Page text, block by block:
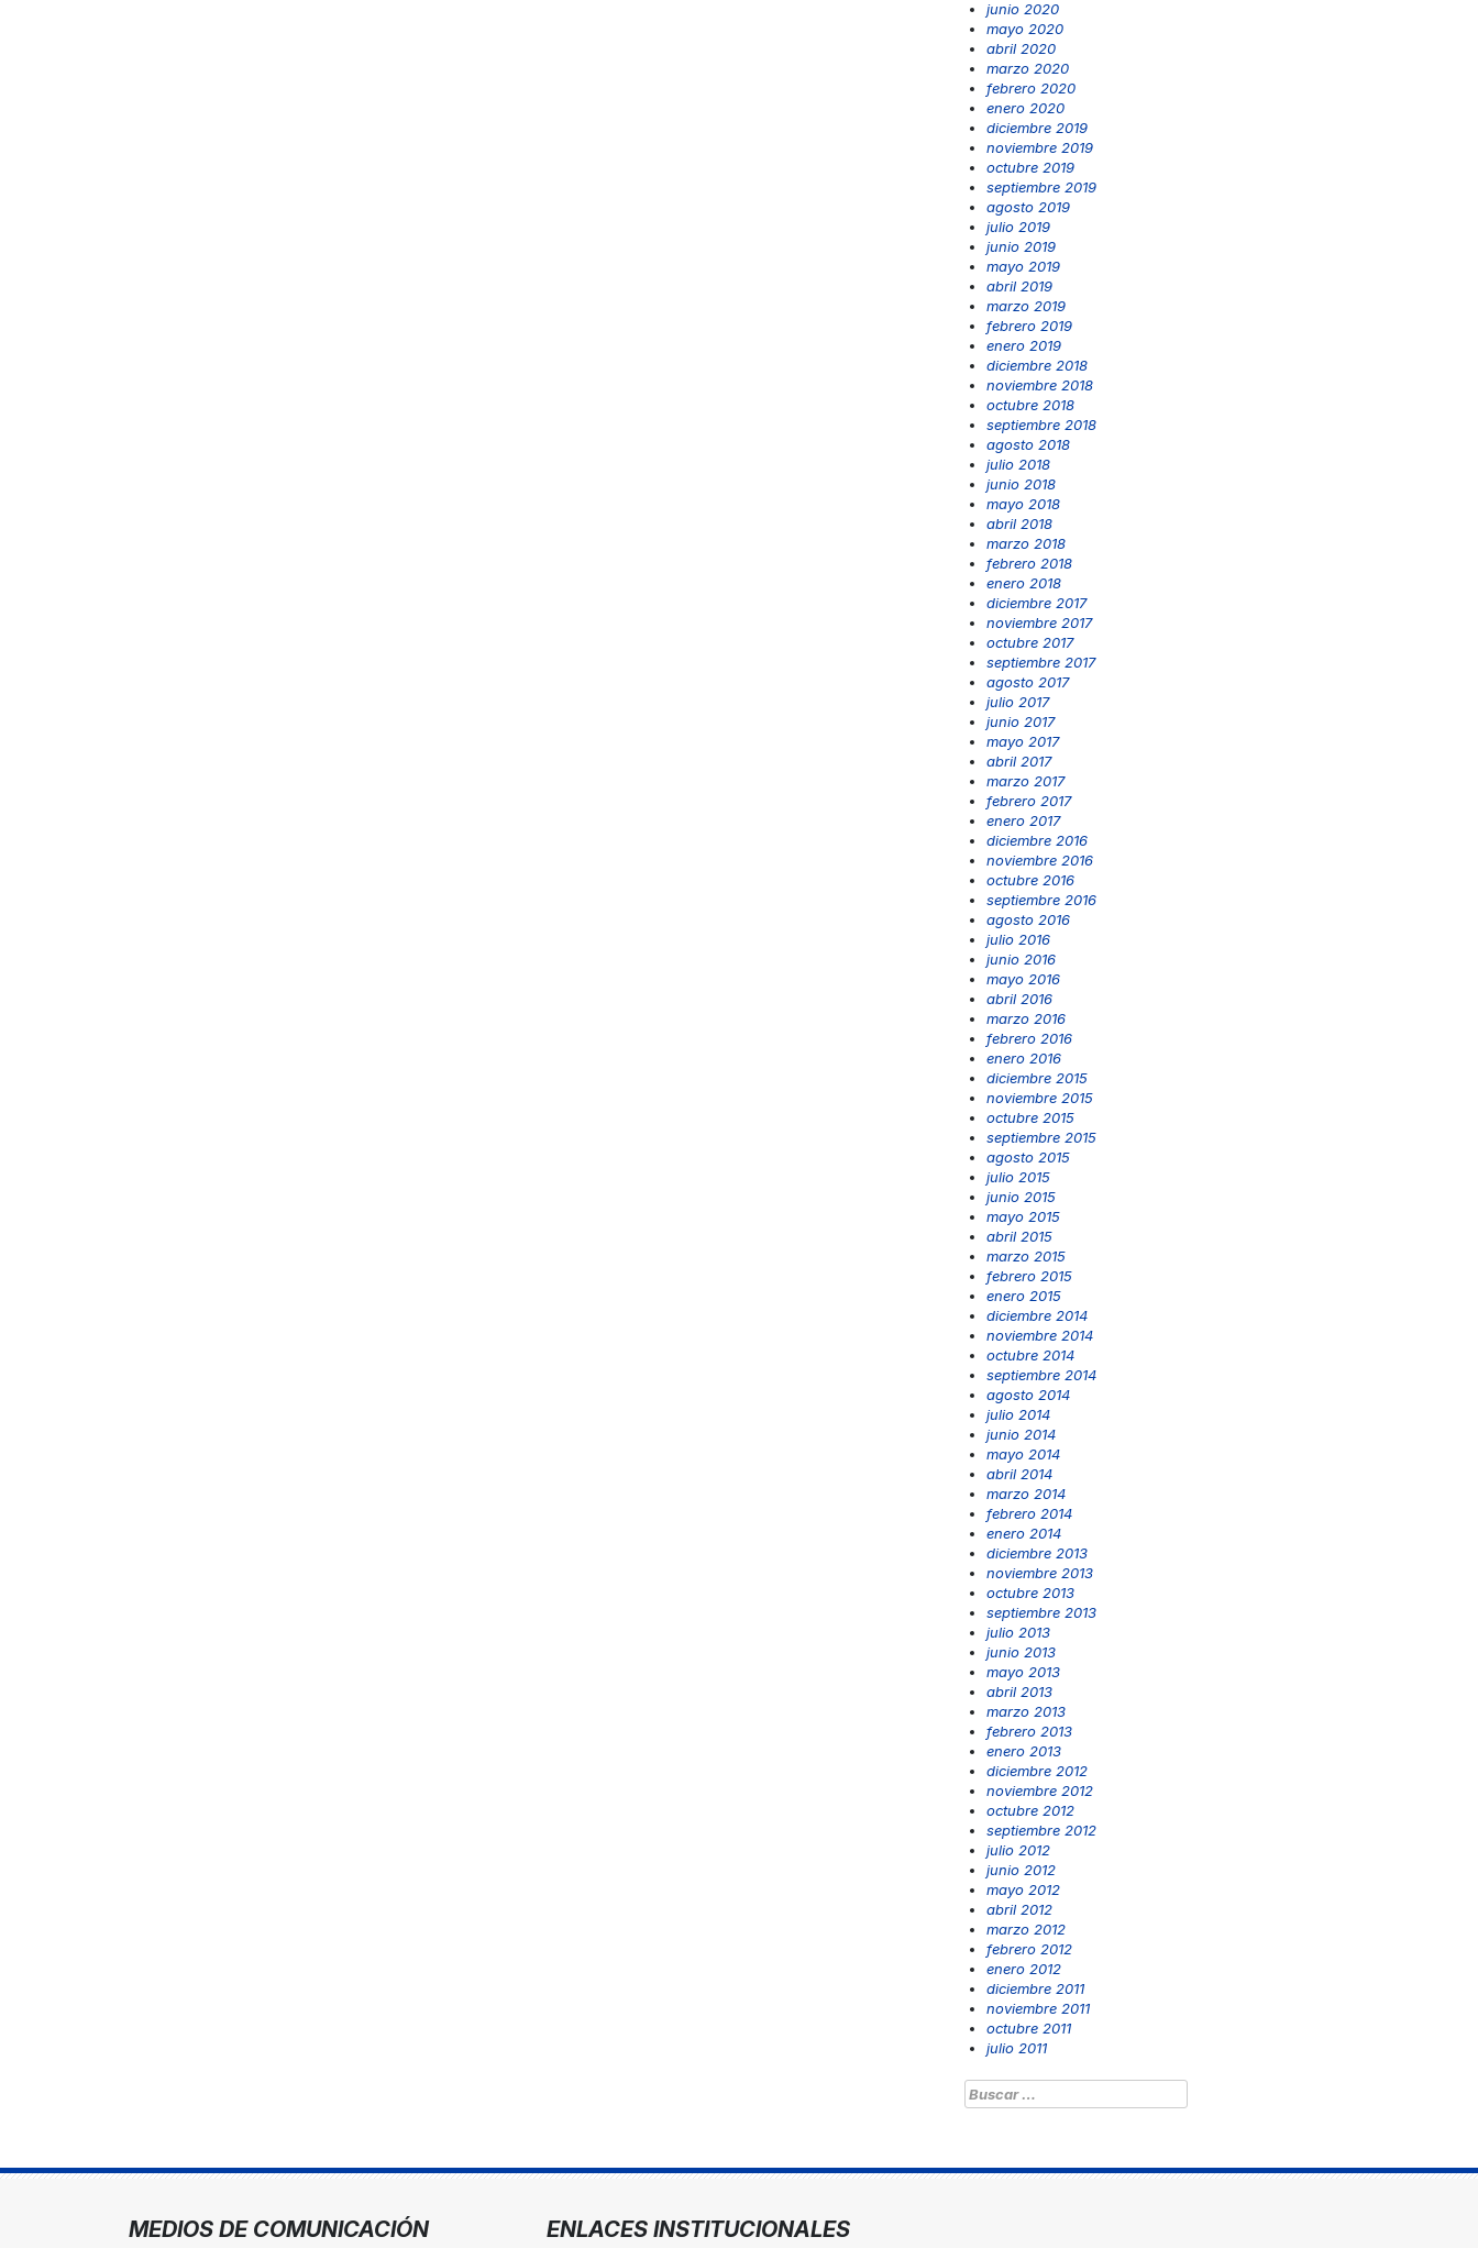
junio 2020
mayo 2020
abril 2020
marzo 2020
febrero 2020
enero 2020
diciembre 2019
noviembre 2019
octubre 2019
septiembre 2019
agosto 2019
julio 2019
junio 2019
mayo 2019
abril 2019
marzo 2019
febrero 2019
enero 2019
diciembre 2018
noviembre 2018
octubre 2018
septiembre 2018
agosto 2018
julio 2018
junio 2018
mayo 2018
abril 2018
marzo 2018
febrero 2018
enero 2018
diciembre 2017
noviembre 2017
octubre 2017
septiembre 2017
agosto 2017
julio 2017
junio 2017
mayo 2017
abril 2017
marzo 2017
febrero 2017
enero 2017
diciembre 2016
noviembre 2016
octubre 2016
septiembre 2016
agosto 2016
julio 2016
junio 2016
mayo 2016
abril 2016
marzo 2016
febrero 2016
enero 2016
diciembre 2015
noviembre 2015
octubre 2015
septiembre 2015
agosto 2015
julio 2015
junio 2015
mayo 2015
abril 2015
marzo 2015
febrero 2015
enero 2015
diciembre 2014
noviembre 2014
octubre 2014
septiembre 2014
agosto 2014
julio 2014
junio 2014
mayo 2014
abril 2014
marzo 2014
febrero 2014
enero 2014
diciembre 2013
noviembre 2013
octubre 2013
septiembre 2013
julio 2013
junio 2013
mayo 2013
abril 2013
marzo 2013
febrero 2013
enero 2013
diciembre 2012
noviembre 2012
octubre 2012
septiembre 2012
julio 2012
junio 2012
mayo 2012
abril 2012
marzo 2012
febrero 2012
enero 2012
diciembre 2011
noviembre 2011
octubre 2011
julio 2011
Buscar:
MEDIOS DE COMUNICACIÓN ENLACES INSTITUCIONALES